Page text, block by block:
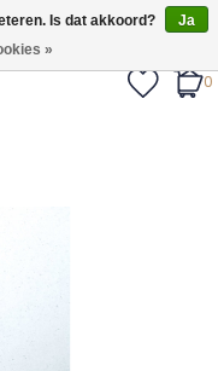
€55.
0
Is dat akkoord?
Ja
»